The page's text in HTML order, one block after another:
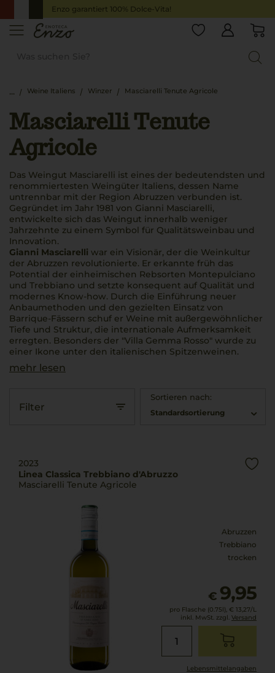
Enzo garantiert 100% Dolce-Vita!
Weine Italiens Winzer Masciarelli Tenute Agricole
Masciarelli Tenute
Agricole
Das Weingut Masciarelli ist eines der bedeutendsten und
renommiertesten Weingüter Italiens, dessen Name
untrennbar mit der Region Abruzzen verbunden ist.
Gegründet im Jahr 1981 von Gianni Masciarelli,
entwickelte sich das Weingut innerhalb weniger
Jahrzehnte zu einem Symbol für Qualitätsweinbau und
Innovation.
Gianni Masciarelli war ein Visionär, der die Weinkultur
der Abruzzen revolutionierte. Er erkannte früh das
Potential der einheimischen Rebsorten Montepulciano
und Trebbiano und setzte konsequent auf Qualität und
modernes Know-how. Durch die Einführung neuer
Anbaumethoden und den gezielten Einsatz von
Barrique-Fässern schuf er Weine mit außergewöhnlicher
Tiefe und Struktur, die internationale Aufmerksamkeit
erregten. Besonders der "Villa Gemma Rosso" wurde zu
einer Ikone unter den italienischen Spitzenweinen.
mehr lesen
Filter
Sortieren nach:
Standardsortierung
2023
Linea Classica Trebbiano d'Abruzzo
Masciarelli Tenute Agricole
Abruzzen
Trebbiano
trocken
€ 9,95
pro Flasche (0.75l), € 13,27/L
inkl. MwSt. zzgl. Versand
Lebensmittel­angaben